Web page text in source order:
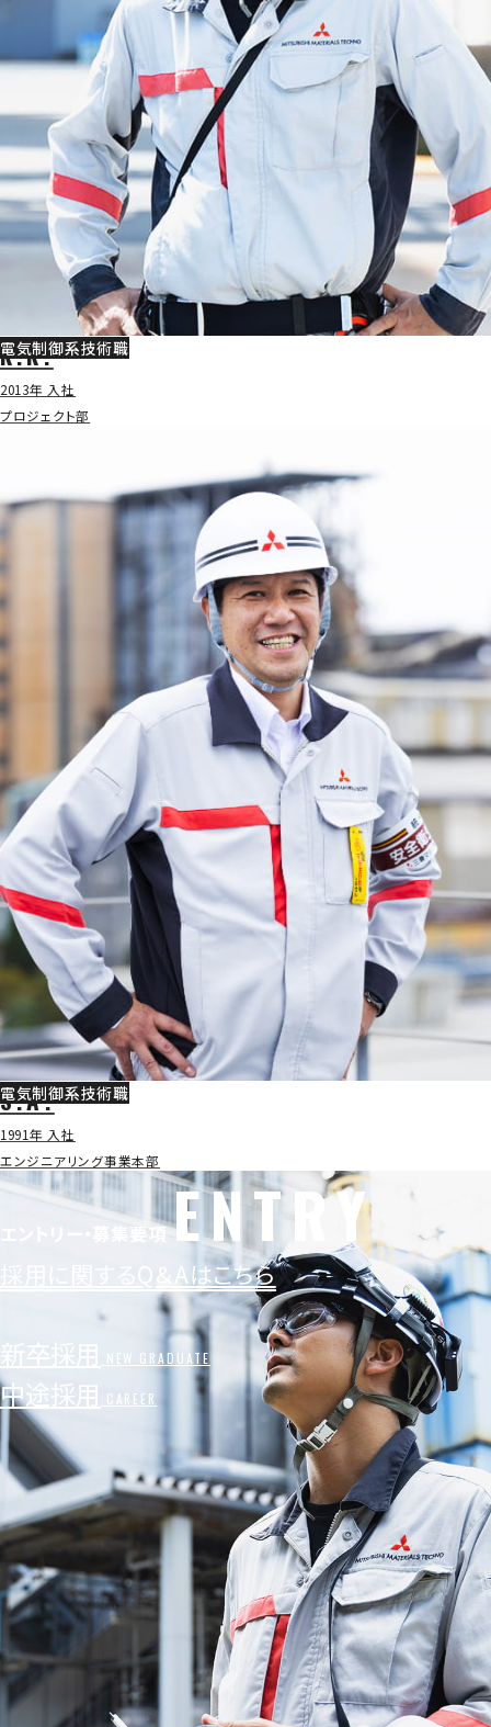
電気制御系技術職
K.K.
2013年 入社
プロジェクト部
電気制御系技術職
S.A.
1991年 入社
エンジニアリング事業本部
エントリー・募集要項 ENTRY
採用に関するQ＆Aはこちら
新卒採用 NEW GRADUATE
中途採用 CAREER
メッセージ
コンセプトメッセージ
トップメッセージ
事業紹介
プラントエンジニアリングとは
プラントエンジニアリング事業
産業機械事業
資源環境コンサルティング事業